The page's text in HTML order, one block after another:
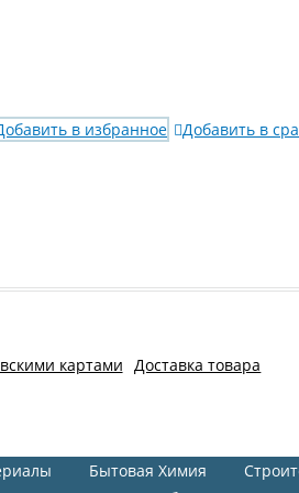
в избранное
Добавить в
картами Доставка товара
Бытовая Химия